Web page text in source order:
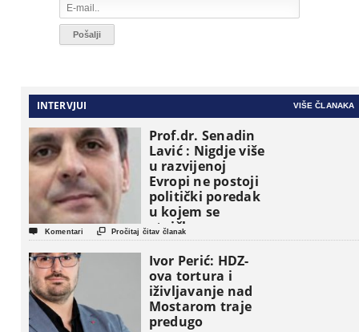
INTERVJUI VIŠE ČLANAKA
Prof.dr. Senadin
Lavić : Nigdje više
u razvijenoj
Evropi ne postoji
politički poredak
u kojem se
etničke grupe
pojavljuju kao
osnovne
političke jedinice
 Komentari  Pročitaj čitav članak
Ivor Perić: HDZ-
ova tortura i
iživljavanje nad
Mostarom traje
predugo